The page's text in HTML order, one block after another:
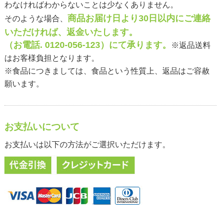
わなければわからないことは少なくありません。
そのような場合、 商品お届け日より30日以内にご連絡
いただければ、返金いたします。
（お電話. 0120-056-123）にて承ります。
※返品送料
はお客様負担となります。
※食品につきましては、食品という性質上、返品はご容赦
願います。
お支払いについて
お支払いは以下の方法がご選択いただけます。